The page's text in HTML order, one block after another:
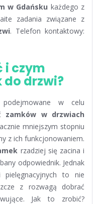
w Gdańsku każdego z
zadania związane z
. Telefon kontaktowy:
i czym
drzwi?
podejmowane w celu
zamków w drzwiach
mniejszym stopniu
z ich funkcjonowaniem.
rzadziej się zacina i
odpowiednik. Jednak
pielęgnacyjnych to nie
z rozwagą dobrać
Jak to zrobić?